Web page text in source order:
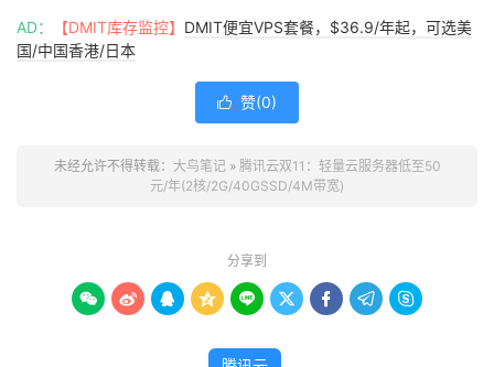
AD： 【DMIT库存监控】 DMIT便宜VPS套餐，$36.9/年起，可选美
国/中国香港/日本
 赞(0)
未经允许不得转载： 大鸟笔记» 腾讯云双11：轻量云服务器低至50
元/年(2核/2G/40GSSD/4M带宽)
分享到
        